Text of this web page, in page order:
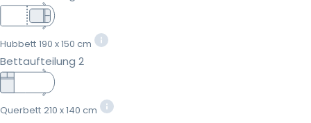
Hubbett 190 x 150 cm
Bettaufteilung 2
Querbett 210 x 140 cm